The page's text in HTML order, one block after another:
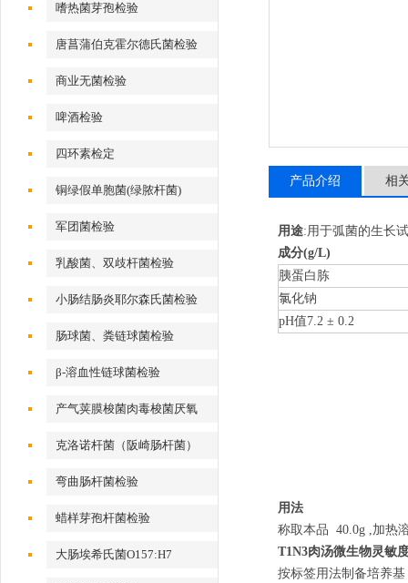
嗜热菌芽孢检验
唐菖蒲伯克霍尔德氏菌检验
商业无菌检验
啤酒检验
四环素检定
铜绿假单胞菌(绿脓杆菌)
军团菌检验
乳酸菌、双歧杆菌检验
小肠结肠炎耶尔森氏菌检验
肠球菌、粪链球菌检验
β-溶血性链球菌检验
产气荚膜梭菌肉毒梭菌厌氧
克洛诺杆菌（阪崎肠杆菌）
弯曲肠杆菌检验
蜡样芽孢杆菌检验
大肠埃希氏菌O157:H7
产品介绍 相
用途:用于弧菌的生长
成分(g/L)
胰蛋白胨
氯化钠
pH值7.2 ± 0.2
用法
称取本品 40.0g ,加热
T1N3肉汤微生物灵敏
按标签用法制备培养